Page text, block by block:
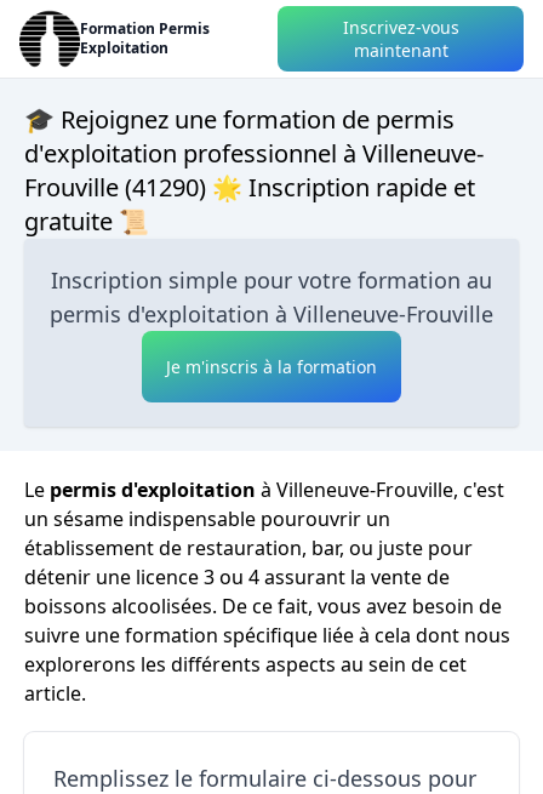
Formation Permis
Exploitation
Inscrivez-vous
maintenant
🎓 Rejoignez une formation de permis
d'exploitation professionnel à Villeneuve-
Frouville (41290) 🌟 Inscription rapide et
gratuite 📜
Inscription simple pour votre formation au
permis d'exploitation à Villeneuve-Frouville
Je m'inscris à la formation
Le permis d'exploitation à Villeneuve-Frouville, c'est
un sésame indispensable pourouvrir un
établissement de restauration, bar, ou juste pour
détenir une licence 3 ou 4 assurant la vente de
boissons alcoolisées. De ce fait, vous avez besoin de
suivre une formation spécifique liée à cela dont nous
explorerons les différents aspects au sein de cet
article.
Remplissez le formulaire ci-dessous pour